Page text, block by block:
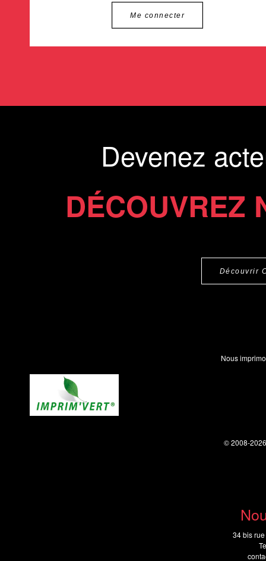
Me connecter
Devenez
DÉCOUVREZ
Découvrir
34 bis
Nous
© 2008-